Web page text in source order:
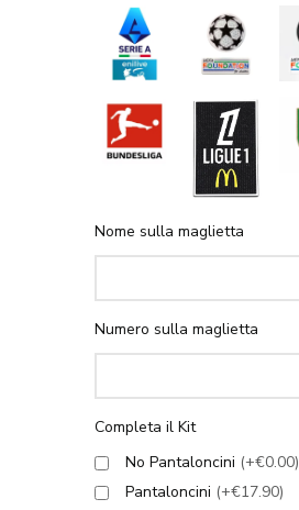
Nome sulla maglietta
Numero sulla maglietta
Completa il Kit
No Pantaloncini (+€0.00)
Pantaloncini (+€17.90)